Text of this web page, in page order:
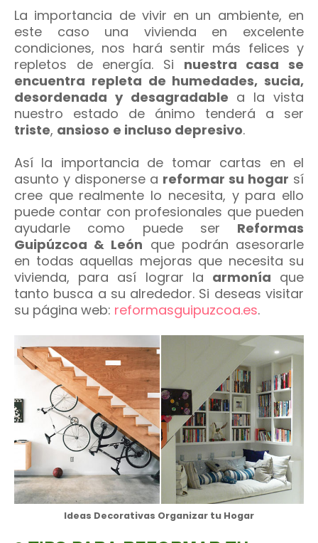
La importancia de vivir en un ambiente, en
este caso una vivienda en excelente
condiciones, nos hará sentir más felices y
repletos de energía. Si nuestra casa se
encuentra repleta de humedades, sucia,
desordenada y desagradable a la vista
nuestro estado de ánimo tenderá a ser
triste, ansioso e incluso depresivo.
Así la importancia de tomar cartas en el
asunto y disponerse a reformar su hogar sí
cree que realmente lo necesita, y para ello
puede contar con profesionales que pueden
ayudarle como puede ser Reformas
Guipúzcoa & León que podrán asesorarle
en todas aquellas mejoras que necesita su
vivienda, para así lograr la armonía que
tanto busca a su alrededor. Si deseas visitar
su página web: reformasguipuzcoa.es.
Ideas Decorativas Organizar tu Hogar